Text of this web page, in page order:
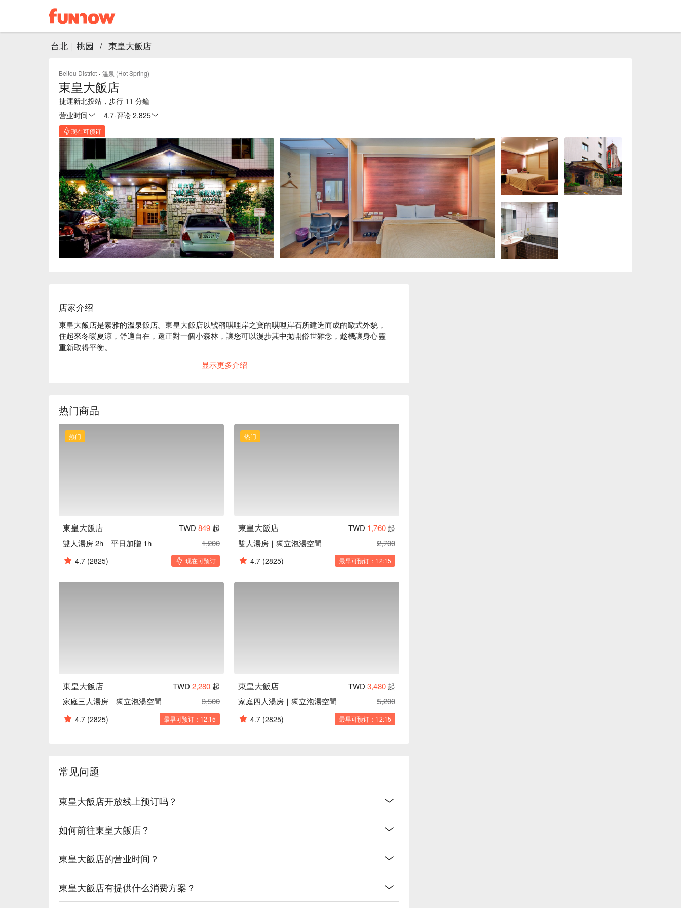
台北｜桃园 / 東皇大飯店
Beitou District · 溫泉 (Hot Spring)
東皇大飯店
捷運新北投站，步行 11 分鐘
营业时间
4.7 评论 2,825
现在可预订
店家介绍
東皇大飯店是素雅的溫泉飯店。東皇大飯店以號稱唭哩岸之寶的唭哩岸石所建造而成的歐式外貌，
住起來冬暖夏涼，舒適自在，還正對一個小森林，讓您可以漫步其中拋開俗世雜念，趁機讓身心靈
重新取得平衡。
東皇大飯店推薦：距捷運新北投站步行 10 分鐘，鄰近充滿古早情懷的北投溫泉博物館和充滿日式
显示更多介绍
热门商品
热门
東皇大飯店 TWD 849 起
雙人湯房 2h｜平日加贈 1h
1,200
4.7 (2825) 现在可预订
热门
東皇大飯店 TWD 1,760 起
雙人湯房｜獨立泡湯空間
2,700
4.7 (2825) 最早可预订：12:15
東皇大飯店 TWD 2,280 起
家庭三人湯房｜獨立泡湯空間
3,500
4.7 (2825) 最早可预订：12:15
東皇大飯店 TWD 3,480 起
家庭四人湯房｜獨立泡湯空間
5,200
4.7 (2825) 最早可预订：12:15
常见问题
東皇大飯店开放线上预订吗？
如何前往東皇大飯店？
東皇大飯店的营业时间？
東皇大飯店有提供什么消费方案？